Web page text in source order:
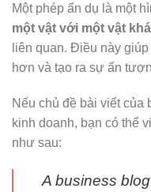
Một phép ẩn dụ là một
một vật với một vật
liên quan. Điều này
hơn và tạo ra sự ấn
Nếu chủ đề bài viết của
kinh doanh, bạn có thể
như sau:
A business